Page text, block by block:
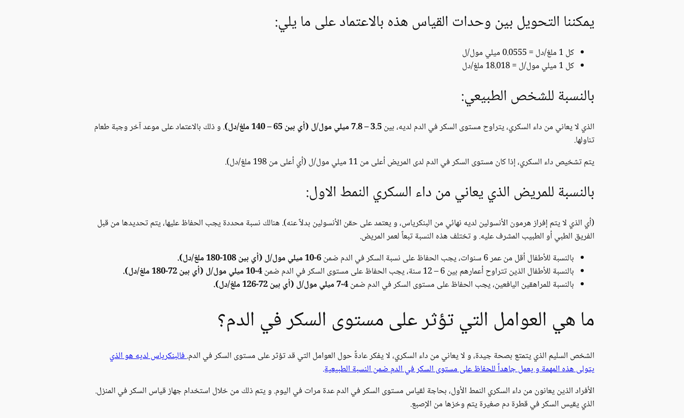
يمكننا التحويل بين وحدات القياس هذه بالاعتماد على ما يلي:
كل 1 ملغ/دل = 0.0555 ميلي مول/ل
كل 1 ميلي مول/ل = 18.018 ملغ/دل
بالنسبة للشخص الطبيعي:
الذي لا يعاني من داء السكري، يتراوح مستوى السكر في الدم لديه، بين3.5 – 7.8 ميلي مول/ل (أي بين 65 – 140 ملغ/دل)
. و ذلك بالاعتماد على موعد آخر وجبة طعام
تناولها.
يتم تشخيص داء السكري، إذا كان مستوى السكر في الدم لدى المريض أعلى من 11 ميلي مول/ل (أي أعلى من 198 ملغ/دل).
بالنسبة للمريض الذي يعاني من داء السكري النمط الاول:
(أي الذي لا يتم إفراز هرمون الأنسولين لديه نهائي من البنكرياس، و يعتمد على حقن الأنسولين بدلاً عنه). هنالك نسبة محددة يجب الحفاظ عليها، يتم تحديدها من قبل
الفريق الطبي أو الطبيب المشرف عليه. و تختلف هذه النسبة تبعاً لعمر المريض.
بالنسبة للأطفال أقل من عمر 6 سنوات، يجب الحفاظ على نسبة السكر في الدم ضمن
6-10 ميلي مول/ل (أي بين 108-180 ملغ/دل).
بالنسبة للأطفال الذين تتراوح أعمارهم بين 6 – 12 سنة، يجب الحفاظ على مستوى السكر في الدم ضمن
4-10 ميلي مول/ل (أي بين 72-180 ملغ/دل).
بالنسبة للمراهقين اليافعين، يجب الحفاظ على مستوى السكر في الدم ضمن4-7 ميلي مول/ل (أي بين 72-126 ملغ/دل).
ما هي العوامل التي تؤثر على مستوى السكر في الدم؟
الشخص السليم الذي يتمتع بصحة جيدة، و لا يعاني من داء السكري، لا يفكر عادةً حول العوامل التي قد تؤثر على مستوى السكر في الدم.فالبنكرياس لديه هو الذي
يتولى هذه المهمة و يعمل جاهداً للحفاظ على مستوى السكر في الدم ضمن النسبة الطبيعية.
الأفراد الذين يعانون من داء السكري النمط الأول، بحاجة لقياس مستوى السكر في الدم عدة مرات في اليوم. و يتم ذلك من خلال استخدام جهاز قياس السكر في المنزل.
الذي يقيس السكر في قطرة دم صغيرة يتم وخزها من الإصبع.